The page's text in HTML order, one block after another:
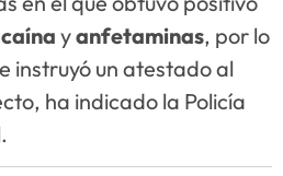
yanfetaminas, por lo
instruyó un atestado al
ha indicado la Policía